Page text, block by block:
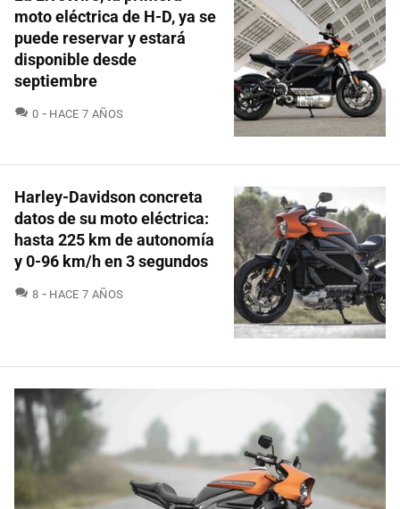
moto eléctrica de H-D, ya se
puede reservar y estará
disponible desde
septiembre
0 COMENTARIOS
HACE 7 AÑOS
Harley-Davidson concreta
datos de su moto eléctrica:
hasta 225 km de autonomía
y 0-96 km/h en 3 segundos
8 COMENTARIOS
HACE 7 AÑOS